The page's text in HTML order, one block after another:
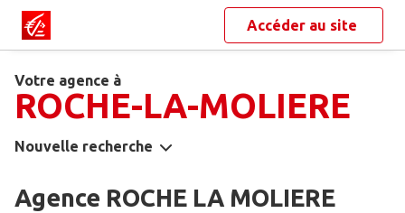
Accéder au site
Votre agence à
ROCHE-LA-MOLIERE
Nouvelle recherche
Agence ROCHE LA MOLIERE